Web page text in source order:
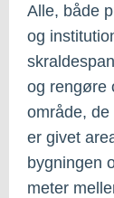
Alle, både
og
og rengøre
område,
er givet
bygningen
meter